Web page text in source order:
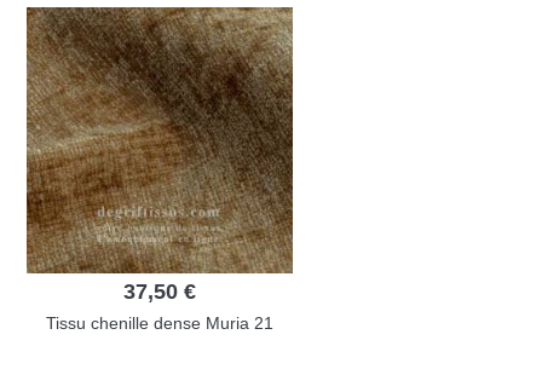
37,50 €
Tissu chenille dense Muria 21